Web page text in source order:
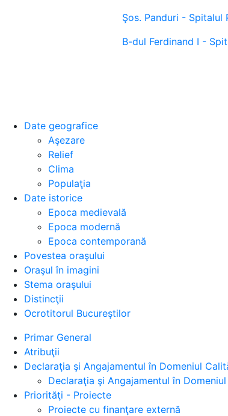
Şos. Panduri - Spitalul
B-dul Ferdinand I -
Date geografice
Aşezare
Relief
Clima
Populaţia
Date istorice
Epoca medievală
Epoca modernă
Epoca contemporană
Povestea oraşului
Oraşul în imagini
Stema oraşului
Distincţii
Ocrotitorul Bucureştilor
Primar General
Atribuţii
Declaraţia şi Angajamentul în Domeniul
Declaraţia şi Angajamentul în
Priorităţi - Proiecte
Proiecte cu finanţare externă